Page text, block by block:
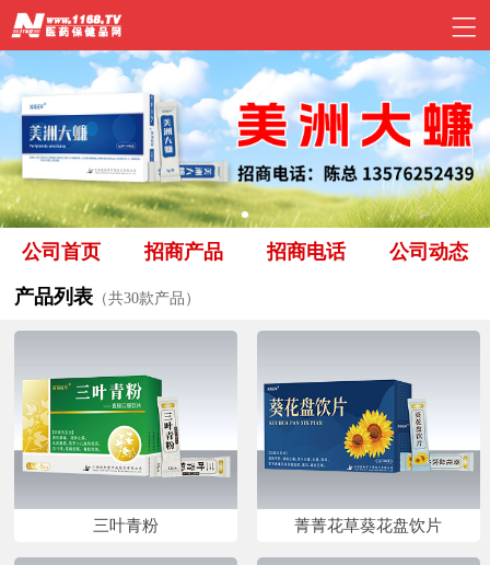
公司首页 招商产品 招商电话 公司动态
产品列表 （共30款产品）
三叶青粉 菁菁花草葵花盘饮片